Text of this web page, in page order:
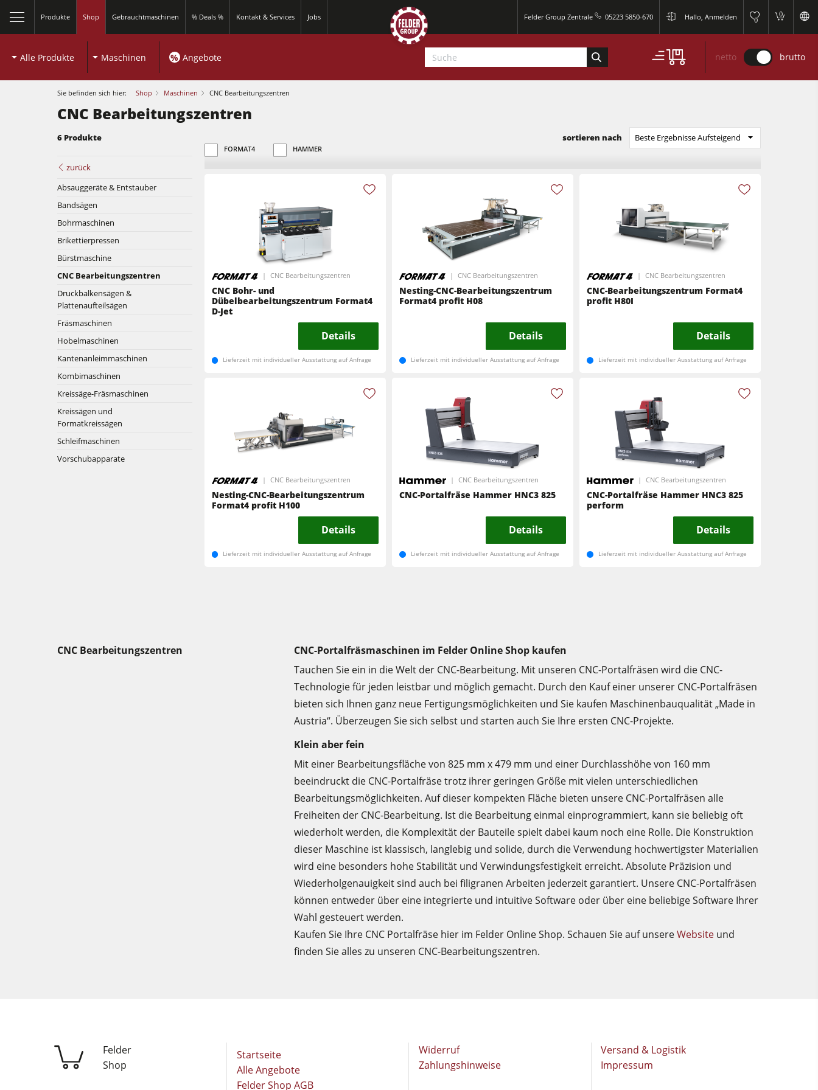
Produkte Shop Gebrauchtmaschinen % Deals % Kontakt & Services Jobs Felder Group Zentrale 05223 5850-670 Hallo, Anmelden 0
0
Hobelmaschinen
Fräsmaschinen
Kombimaschinen CNC-Bearbeitungszentren
Kantenanleimmaschinen CNC Fenster- und Türenbearbeitung
Langband- & Kantenschleifmaschinen
Bürst- und Bürstschleifmaschinen Bandsägen
Druckbalkensägen & Plattenaufteilsägen
Heizplattenpressen & Vakuumpressen
Rohluftabsauggeräte Reinluftabsauggeräte & Entstauber
Automatisierung & Materialhandling
Hobelmaschinen
Fräsmaschinen Kreissäge-Fräsmaschinen
CNC Bearbeitungszentren
Schleifmaschinen
Bürstmaschine
Druckbalkensägen & Plattenaufteilsägen
Absauggeräte & Entstauber
Vorschubapparate
Alle Produkte Maschinen % Angebote netto brutto
Sie befinden sich hier: Shop Maschinen CNC Bearbeitungszentren
CNC Bearbeitungszentren
6 Produkte sortieren nach Beste Ergebnisse Aufsteigend
zurück
Absauggeräte & Entstauber
Bandsägen
Bohrmaschinen
Brikettierpressen
Bürstmaschine
CNC Bearbeitungszentren
Druckbalkensägen &
Plattenaufteilsägen
Fräsmaschinen
Hobelmaschinen
Kantenanleimmaschinen
Kombimaschinen
Kreissäge-Fräsmaschinen
Kreissägen und
Formatkreissägen
Schleifmaschinen
Vorschubapparate
FORMAT4
HAMMER
CNC Bearbeitungszentren
CNC Bohr- und
Dübelbearbeitungszentrum Format4
D-Jet
Details
Lieferzeit mit individueller Ausstattung auf Anfrage
CNC Bearbeitungszentren
Nesting-CNC-Bearbeitungszentrum
Format4 profit H08
Details
Lieferzeit mit individueller Ausstattung auf Anfrage
CNC Bearbeitungszentren
CNC-Bearbeitungszentrum Format4
profit H80I
Details
Lieferzeit mit individueller Ausstattung auf Anfrage
CNC Bearbeitungszentren
Nesting-CNC-Bearbeitungszentrum
Format4 profit H100
Details
Lieferzeit mit individueller Ausstattung auf Anfrage
CNC Bearbeitungszentren
CNC-Portalfräse Hammer HNC3 825
Details
Lieferzeit mit individueller Ausstattung auf Anfrage
CNC Bearbeitungszentren
CNC-Portalfräse Hammer HNC3 825
perform
Details
Lieferzeit mit individueller Ausstattung auf Anfrage
CNC Bearbeitungszentren
CNC-Portalfräsmaschinen im Felder Online Shop kaufen
Tauchen Sie ein in die Welt der CNC-Bearbeitung. Mit unseren CNC-Portalfräsen wird die CNC-
Technologie für jeden leistbar und möglich gemacht. Durch den Kauf einer unserer CNC-Portalfräsen
bieten sich Ihnen ganz neue Fertigungsmöglichkeiten und Sie kaufen Maschinenbauqualität „Made in
Austria“. Überzeugen Sie sich selbst und starten auch Sie Ihre ersten CNC-Projekte.
Klein aber fein
Mit einer Bearbeitungsfläche von 825 mm x 479 mm und einer Durchlasshöhe von 160 mm
beeindruckt die CNC-Portalfräse trotz ihrer geringen Größe mit vielen unterschiedlichen
Bearbeitungsmöglichkeiten. Auf dieser kompekten Fläche bieten unsere CNC-Portalfräsen alle
Freiheiten der CNC-Bearbeitung. Ist die Bearbeitung einmal einprogrammiert, kann sie beliebig oft
wiederholt werden, die Komplexität der Bauteile spielt dabei kaum noch eine Rolle. Die Konstruktion
dieser Maschine ist klassisch, langlebig und solide, durch die Verwendung hochwertigster Materialien
wird eine besonders hohe Stabilität und Verwindungsfestigkeit erreicht. Absolute Präzision und
Wiederholgenauigkeit sind auch bei filigranen Arbeiten jederzeit garantiert. Unsere CNC-Portalfräsen
können entweder über eine integrierte und intuitive Software oder über eine beliebige Software Ihrer
Wahl gesteuert werden.
Kaufen Sie Ihre CNC Portalfräse hier im Felder Online Shop. Schauen Sie auf unsereWebsiteund
finden Sie alles zu unseren CNC-Bearbeitungszentren.
Felder
Shop
Startseite
Alle Angebote
Felder Shop AGB
Widerruf
Zahlungshinweise
Versand & Logistik
Impressum